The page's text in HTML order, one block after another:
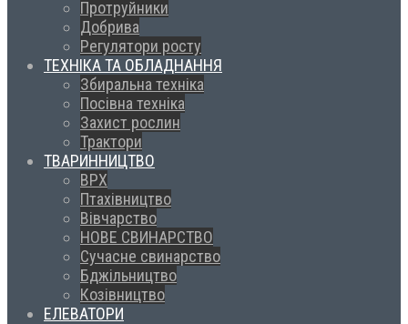
Протруйники
Добрива
Регулятори росту
ТЕХНІКА ТА ОБЛАДНАННЯ
Збиральна техніка
Посівна техніка
Захист рослин
Трактори
ТВАРИННИЦТВО
ВРХ
Птахівництво
Вівчарство
НОВЕ СВИНАРСТВО
Сучасне свинарство
Бджільництво
Козівництво
ЕЛЕВАТОРИ